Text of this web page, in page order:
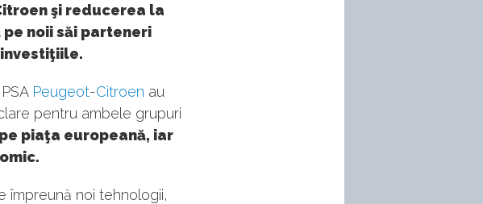
şi reducerea la
noii săi parteneri
Peugeot-Citroen au
pentru ambele grupuri
piaţa europeană, iar
împreună noi tehnologii,